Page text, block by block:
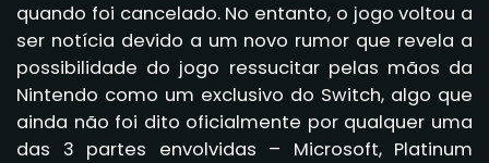
quando foi cancelado. No entanto, o jogo voltou a
ser notícia devido a um novo rumor que revela a
possibilidade do jogo ressucitar pelas mãos da
Nintendo como um exclusivo do Switch, algo que
ainda não foi dito oficialmente por qualquer uma
das 3 partes envolvidas – Microsoft, Platinum